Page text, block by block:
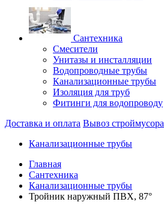
Сантехника
Смесители
Унитазы и инсталляции
Водопроводные трубы
Канализационные трубы
Изоляция для труб
Фитинги для водопроводу
Доставка и оплата Вывоз строймусора
Канализационные трубы
Главная
Сантехника
Канализационные трубы
Тройник наружный ПВХ, 87°